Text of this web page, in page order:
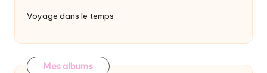
Voyage dans le temps
Mes albums